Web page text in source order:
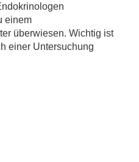
einem
überwiesen. Wichtig ist
einer Untersuchung